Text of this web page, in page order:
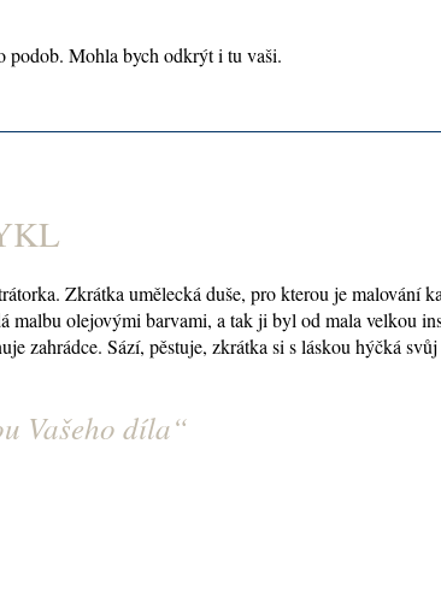
podob. Mohla bych odkrýt i tu vaši.
Zkrátka umělecká duše, pro kterou je malování
malbu olejovými barvami, a tak ji byl od mala velkou
zahrádce. Sází, pěstuje, zkrátka si s láskou hýčká
Vašeho díla“